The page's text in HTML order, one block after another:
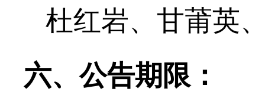
杜红岩、 甘莆英
六、公告期限：